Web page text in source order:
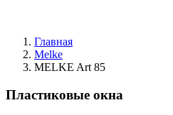
Главная
Melke
MELKE Art 85
Пластиковые окна